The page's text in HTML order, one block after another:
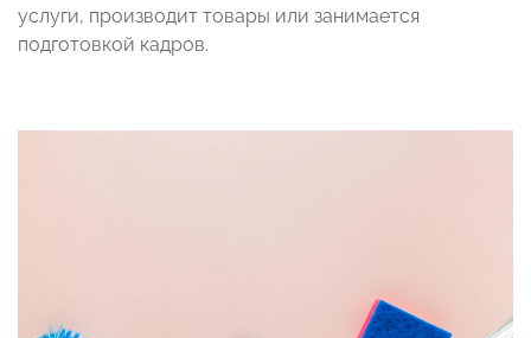
услуги, производит товары или занимается
подготовкой кадров.